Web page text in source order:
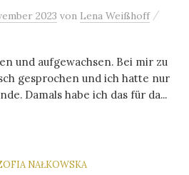
2023 von Lena Weißhoff /
und aufgewachsen. Bei mir zu
gesprochen und ich hatte nur
Damals habe ich das für da...
NAŁKOWSKA